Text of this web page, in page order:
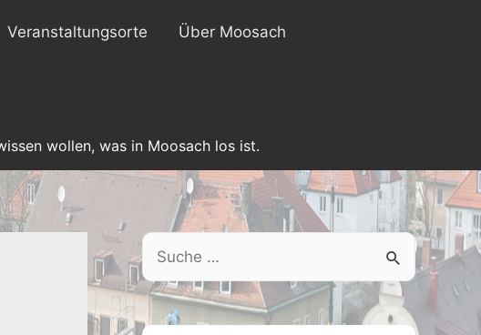
Veranstaltungsorte Über Moosach
wollen, was in Moosach los ist.
e